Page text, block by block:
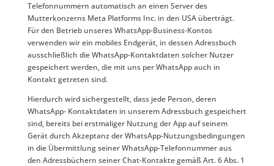
Telefonnummern automatisch an einen Server des
Mutterkonzerns Meta Platforms Inc. in den USA überträgt.
Für den Betrieb unseres WhatsApp-Business-Kontos
verwenden wir ein mobiles Endgerät, in dessen Adressbuch
ausschließlich die WhatsApp-Kontaktdaten solcher Nutzer
gespeichert werden, die mit uns per WhatsApp auch in
Kontakt getreten sind.
Hierdurch wird sichergestellt, dass jede Person, deren
WhatsApp- Kontaktdaten in unserem Adressbuch gespeichert
sind, bereits bei erstmaliger Nutzung der App auf seinem
Gerät durch Akzeptanz der WhatsApp-Nutzungsbedingungen
in die Übermittlung seiner WhatsApp-Telefonnummer aus
den Adressbüchern seiner Chat-Kontakte gemäß Art. 6 Abs. 1